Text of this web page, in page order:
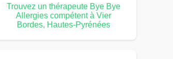
Trouvez un thérapeute Bye Bye
Allergies compétent à Vier
Bordes, Hautes-Pyrénées